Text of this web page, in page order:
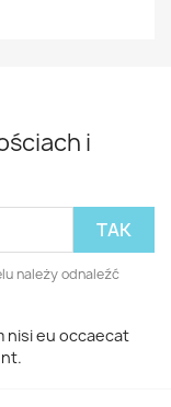
i
należy odnaleźć
nisi eu occaecat